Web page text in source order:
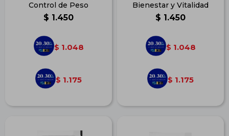
Control de Peso
$ 1.450
$ 1.048
$ 1.175
Bienestar y Vitalidad
$ 1.450
$ 1.048
$ 1.175